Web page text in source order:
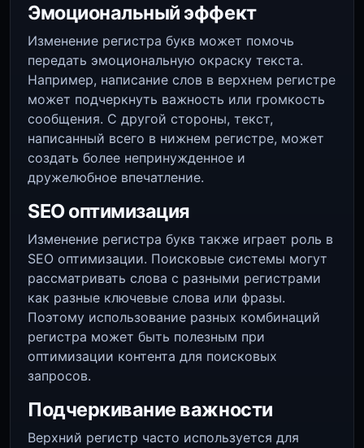
Эмоциональный эффект
Изменение регистра букв может помочь
передать эмоциональную окраску текста.
Например, написание слов в верхнем регистре
может подчеркнуть важность или громкость
сообщения. С другой стороны, текст,
написанный всего в нижнем регистре, может
создать более непринужденное и
дружелюбное впечатление.
SEO оптимизация
Изменение регистра букв также играет роль в
SEO оптимизации. Поисковые системы могут
рассматривать слова с разными регистрами
как разные ключевые слова или фразы.
Поэтому использование разных комбинаций
регистра может быть полезным при
оптимизации контента для поисковых
запросов.
Подчеркивание важности
Верхний регистр часто используется для